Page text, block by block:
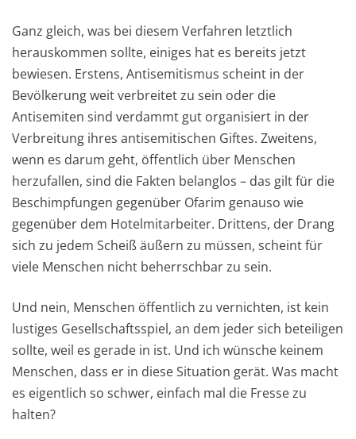
Ganz gleich, was bei diesem Verfahren letztlich
herauskommen sollte, einiges hat es bereits jetzt
bewiesen. Erstens, Antisemitismus scheint in der
Bevölkerung weit verbreitet zu sein oder die
Antisemiten sind verdammt gut organisiert in der
Verbreitung ihres antisemitischen Giftes. Zweitens,
wenn es darum geht, öffentlich über Menschen
herzufallen, sind die Fakten belanglos – das gilt für die
Beschimpfungen gegenüber Ofarim genauso wie
gegenüber dem Hotelmitarbeiter. Drittens, der Drang
sich zu jedem Scheiß äußern zu müssen, scheint für
viele Menschen nicht beherrschbar zu sein.
Und nein, Menschen öffentlich zu vernichten, ist kein
lustiges Gesellschaftsspiel, an dem jeder sich beteiligen
sollte, weil es gerade in ist. Und ich wünsche keinem
Menschen, dass er in diese Situation gerät. Was macht
es eigentlich so schwer, einfach mal die Fresse zu
halten?